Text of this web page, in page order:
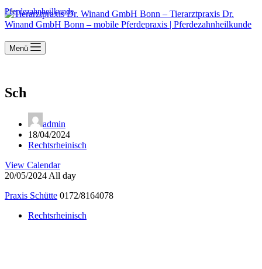
Pferdezahnheilkunde
Menü
Sch
admin
18/04/2024
Rechtsrheinisch
View Calendar
20/05/2024 All day
Praxis Schütte 0172/8164078
Rechtsrheinisch